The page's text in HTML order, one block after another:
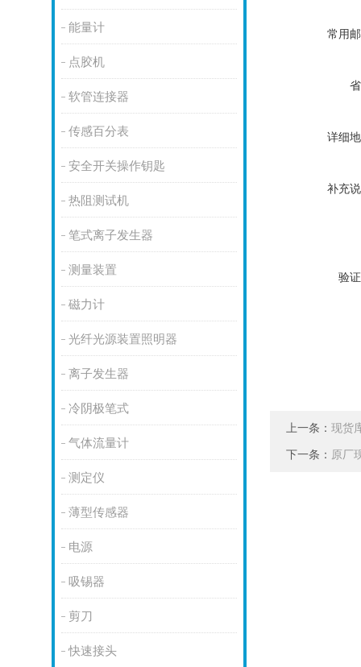
能量计
点胶机
软管连接器
传感百分表
安全开关操作钥匙
热阻测试机
笔式离子发生器
测量装置
磁力计
光纤光源装置照明器
离子发生器
冷阴极笔式
气体流量计
测定仪
薄型传感器
电源
吸锡器
剪刀
快速接头
常用
详细
补充
验
上一条： 现货
下一条： 原厂